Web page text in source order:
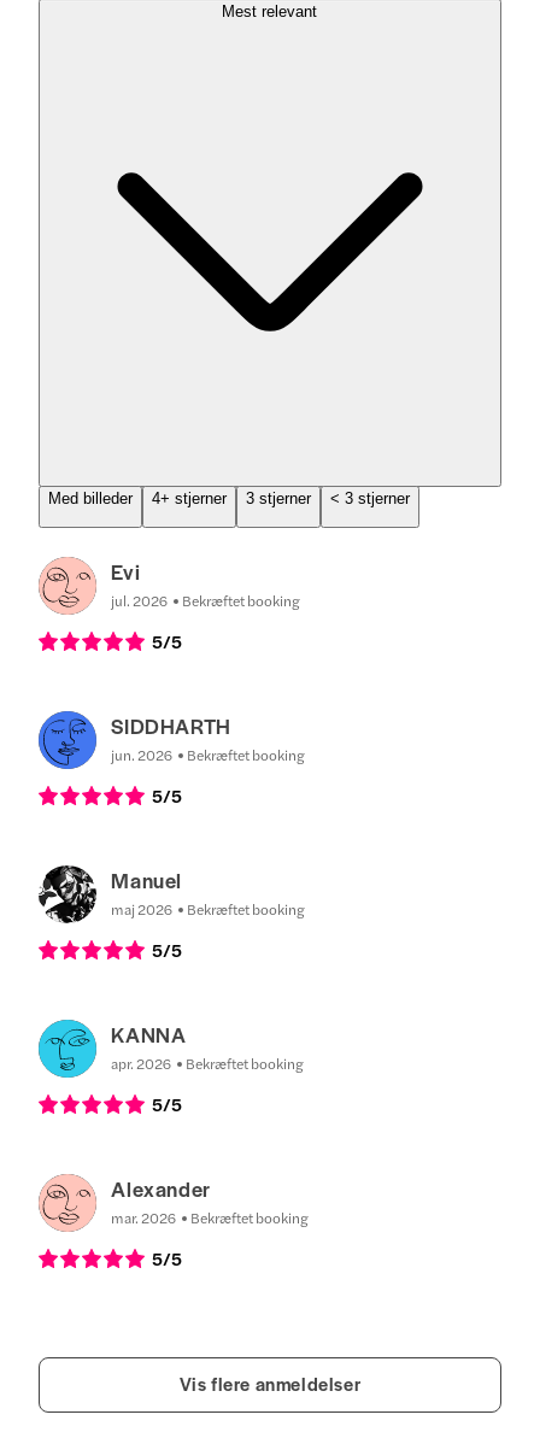
Mest relevant
Med billeder 4+ stjerner 3 stjerner < 3 stjerner
Evi
jul. 2026 Bekræftet booking
5/5
SIDDHARTH
jun. 2026 Bekræftet booking
5/5
Manuel
maj 2026 Bekræftet booking
5/5
KANNA
apr. 2026 Bekræftet booking
5/5
Alexander
mar. 2026 Bekræftet booking
5/5
Vis flere anmeldelser